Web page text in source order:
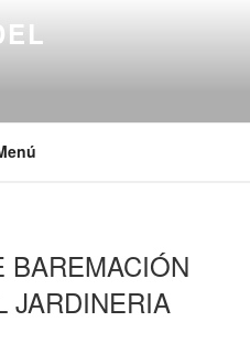
BAREMACIÓN
JARDINERIA